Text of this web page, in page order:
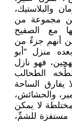
والبلاستيك،
من مجموعة من
مع الصفيح
أنهم جزءٌ من
منزل "أبو
فهو نازل
الطحالب
يفارق الساحة
والحشائش،
لا يمكن
مستفزة للشمِّ،